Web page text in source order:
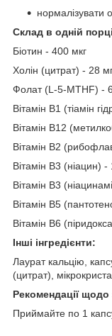
нормалізувати
Склад в одній
Біотин - 400 мкг
Холін (цитрат) - 28
Фолат (L-5-MTHF) -
Вітамін B1 (тіамін
Вітамін B12
Вітамін В2
Вітамін B3 (ніацин) -
Вітамін B3
Вітамін B5
Вітамін B6
Інші інгредієнти:
Лаурат кальцію,
(цитрат),
Рекомендації щодо
Приймайте по 1